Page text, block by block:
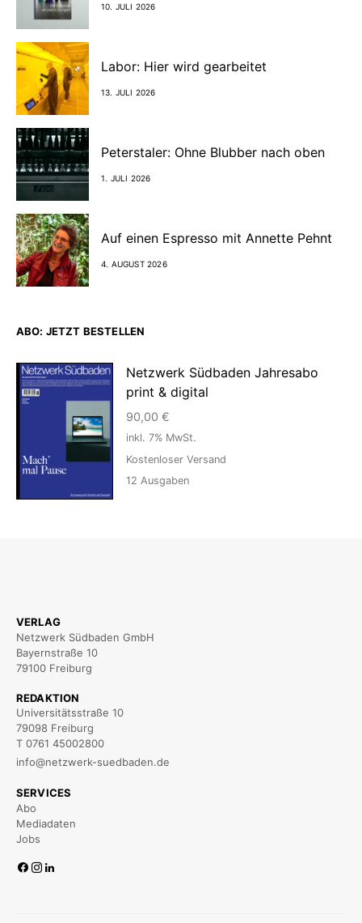
10. JULI 2026
Labor: Hier wird gearbeitet
13. JULI 2026
Peterstaler: Ohne Blubber nach oben
1. JULI 2026
Auf einen Espresso mit Annette Pehnt
4. AUGUST 2026
ABO: JETZT BESTELLEN
Netzwerk Südbaden Jahresabo
print & digital
90,00 €
inkl. 7% MwSt.
Kostenloser Versand
12 Ausgaben
VERLAG
Netzwerk Südbaden GmbH
Bayernstraße 10
79100 Freiburg
REDAKTION
Universitätsstraße 10
79098 Freiburg
T 0761 45002800
info@netzwerk-suedbaden.de
SERVICES
Abo
Mediadaten
Jobs